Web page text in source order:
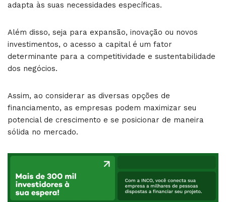
adapta às suas necessidades específicas.
Além disso, seja para expansão, inovação ou novos
investimentos, o acesso a capital é um fator
determinante para a competitividade e sustentabilidade
dos negócios.
Assim, ao considerar as diversas opções de
financiamento, as empresas podem maximizar seu
potencial de crescimento e se posicionar de maneira
sólida no mercado.